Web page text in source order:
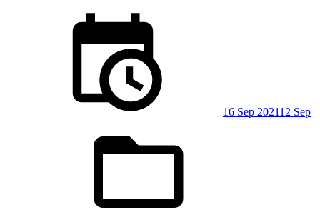
16 Sep 202112 Sep